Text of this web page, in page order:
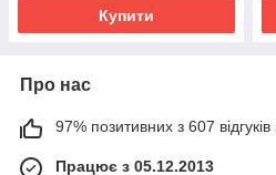
Купити
Про нас
97% позитивних з 607 відгуків
Працює з 05.12.2013